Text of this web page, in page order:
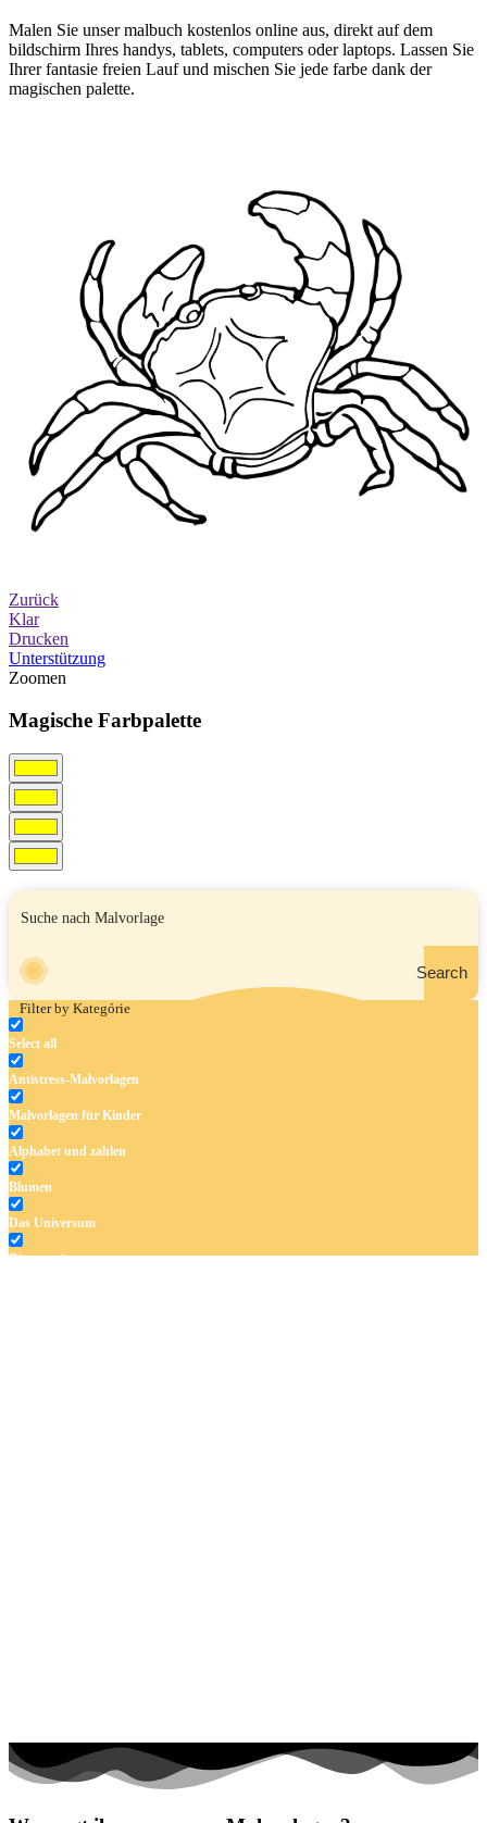
Malen Sie unser malbuch kostenlos online aus, direkt auf dem
bildschirm Ihres handys, tablets, computers oder laptops. Lassen Sie
Ihrer fantasie freien Lauf und mischen Sie jede farbe dank der
magischen palette.
Zurück
Klar
Drucken
Unterstützung
Zoomen
Magische Farbpalette
Search
Filter by Kategórie
Select all
Antistress-Malvorlagen
Malvorlagen für Kinder
Alphabet und zahlen
Blumen
Das Universum
Dinosaurier
Valentinstag und Liebe